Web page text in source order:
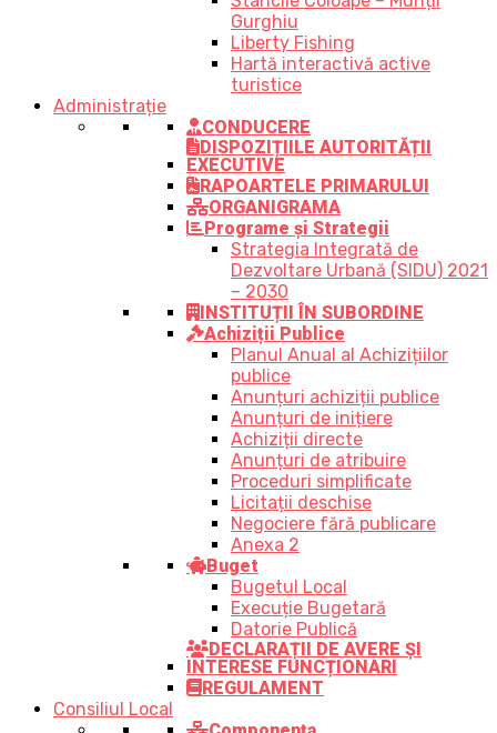
Gurghiu
Liberty Fishing
Hartă interactivă active
turistice
Administrație
CONDUCERE
DISPOZIȚIILE AUTORITĂȚII
EXECUTIVE
RAPOARTELE PRIMARULUI
ORGANIGRAMA
Programe și Strategii
Strategia Integrată de
Dezvoltare Urbană (SIDU) 2021
– 2030
INSTITUȚII ÎN SUBORDINE
Achiziții Publice
Planul Anual al Achizițiilor
publice
Anunțuri achiziții publice
Anunțuri de inițiere
Achiziții directe
Anunțuri de atribuire
Proceduri simplificate
Licitații deschise
Negociere fără publicare
Anexa 2
Buget
Bugetul Local
Execuție Bugetară
Datorie Publică
DECLARAȚII DE AVERE ȘI
INTERESE FUNCȚIONARI
REGULAMENT
Consiliul Local